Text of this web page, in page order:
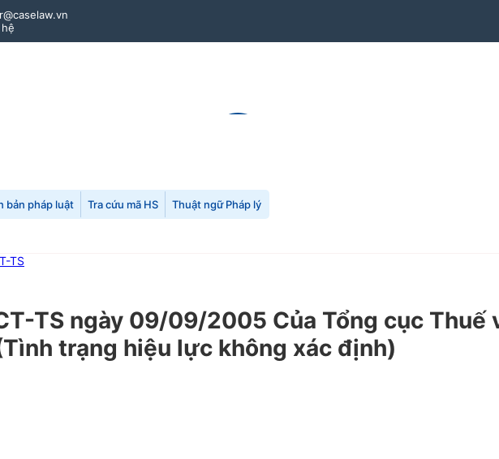
bản pháp luật Tra cứu mã HS Thuật ngữ Pháp lý
TS
TS ngày 09/09/2005 Của Tổng cục
trạng hiệu lực không xác định)